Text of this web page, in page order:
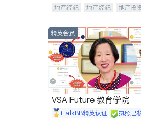
地产经纪 地产经纪
地产投
精英会员
VSA Future 教育学院
iTalkBB精英认证 执照已